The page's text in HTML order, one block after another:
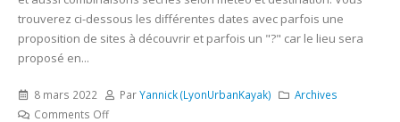
trouverez ci-dessous les différentes dates avec parfois une
proposition de sites à découvrir et parfois un "?" car le lieu sera
proposé en...
8 mars 2022 ParYannick (LyonUrbanKayak)
Archives
Comments Off